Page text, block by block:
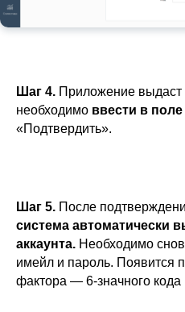
Шаг 4. Приложение выдаст
необходимо ввести в
«Подтвердить».
Шаг 5. После
система автоматически
аккаунта. Необходимо
имейл и пароль. Появится
фактора — 6-значного кода